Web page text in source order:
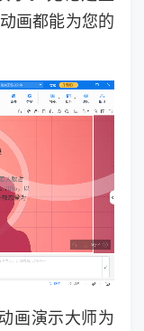
画都能为您的
画演示大师为